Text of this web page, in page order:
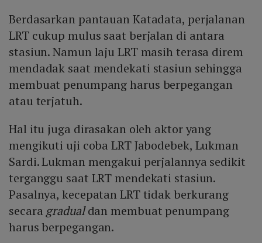
Berdasarkan pantauan Katadata, perjalanan
LRT cukup mulus saat berjalan di antara
stasiun. Namun laju LRT masih terasa direm
mendadak saat mendekati stasiun sehingga
membuat penumpang harus berpegangan
atau terjatuh.
Hal itu juga dirasakan oleh aktor yang
mengikuti uji coba LRT Jabodebek, Lukman
Sardi. Lukman mengakui perjalannya sedikit
terganggu saat LRT mendekati stasiun.
Pasalnya, kecepatan LRT tidak berkurang
secaragradualdan membuat penumpang
harus berpegangan.